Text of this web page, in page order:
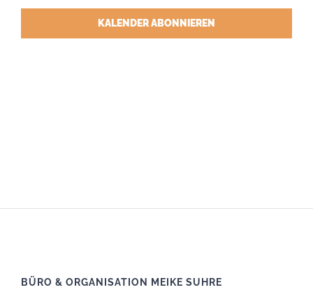
KALENDER ABONNIEREN
BÜRO & ORGANISATION MEIKE SUHRE